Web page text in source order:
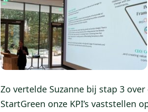
Zo vertelde Suzanne bij stap 3 over
StartGreen onze KPI’s vaststellen